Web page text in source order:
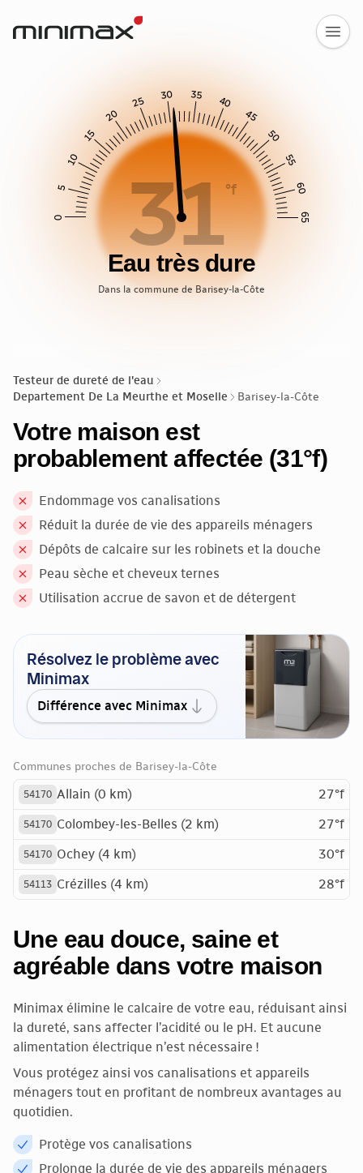
Testeur de dureté de l'eau
Departement De La Meurthe et Moselle
Barisey-la-Côte
Votre maison est
probablement affectée (31°f)
Endommage vos canalisations
Réduit la durée de vie des appareils ménagers
Dépôts de calcaire sur les robinets et la douche
Peau sèche et cheveux ternes
Utilisation accrue de savon et de détergent
Résolvez le problème avec
Minimax
Différence avec Minimax
Communes proches de Barisey-la-Côte
54170 Allain (0 km) 27°f
54170 Colombey-les-Belles (2 km) 27°f
54170 Ochey (4 km) 30°f
54113 Crézilles (4 km) 28°f
Une eau douce, saine et
agréable dans votre maison
Minimax élimine le calcaire de votre eau, réduisant ainsi
la dureté, sans affecter l’acidité ou le pH. Et aucune
alimentation électrique n’est nécessaire !
Vous protégez ainsi vos canalisations et appareils
ménagers tout en profitant de nombreux avantages au
quotidien.
Protège vos canalisations
Prolonge la durée de vie des appareils ménagers
0
5
10
15
20
25
30 35
40
45
50
55
60
65
31°f
Eau très dure
Dans la commune de Barisey-la-Côte